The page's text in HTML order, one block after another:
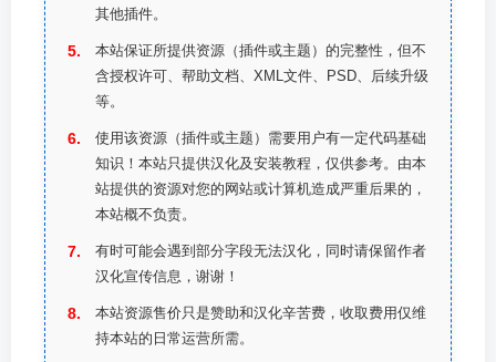
其他插件。
本站保证所提供资源（插件或主题）的完整性，但不
含授权许可、帮助文档、XML文件、PSD、后续升级
等。
使用该资源（插件或主题）需要用户有一定代码基础
知识！本站只提供汉化及安装教程，仅供参考。由本
站提供的资源对您的网站或计算机造成严重后果的，
本站概不负责。
有时可能会遇到部分字段无法汉化，同时请保留作者
汉化宣传信息，谢谢！
本站资源售价只是赞助和汉化辛苦费，收取费用仅维
持本站的日常运营所需。